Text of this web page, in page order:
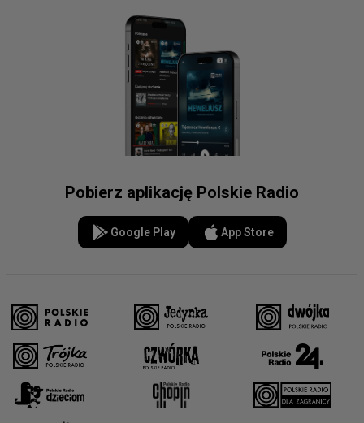
Pobierz aplikację Polskie Radio
Google Play App Store